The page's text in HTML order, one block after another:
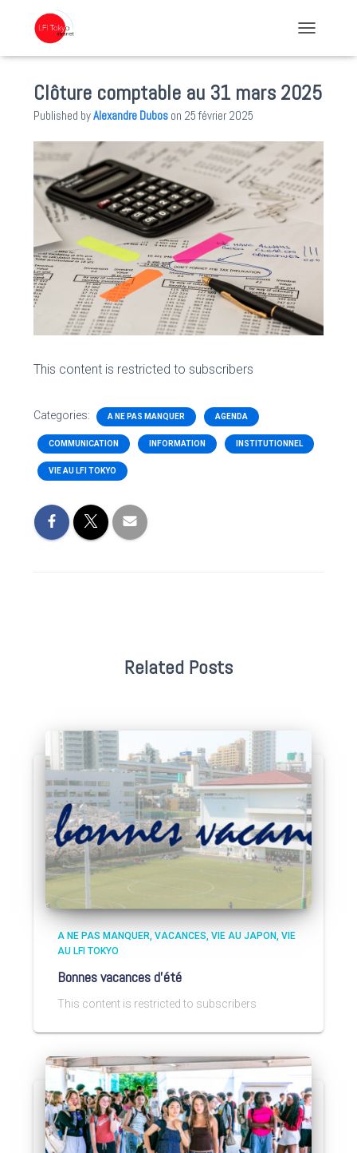
Clôture comptable au 31 mars 2025
Published byAlexandre Dubos on 25 février 2025
This content is restricted to subscribers
Categories: A NE PAS MANQUER AGENDA
COMMUNICATION INFORMATION INSTITUTIONNEL
VIE AU LFI TOKYO
Related Posts
A NE PAS MANQUER VACANCES VIE AU JAPON VIE
AU LFI TOKYO
Bonnes vacances d’été
This content is restricted to subscribers